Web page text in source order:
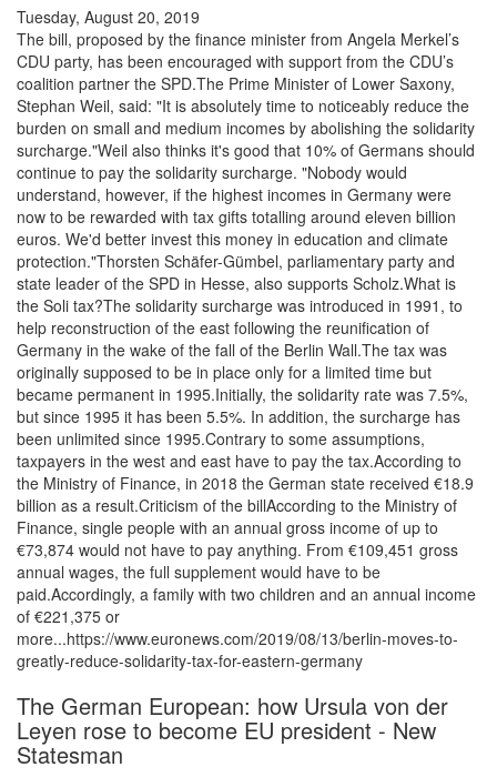
Tuesday, August 20, 2019
The bill, proposed by the finance minister from Angela Merkel’s
CDU party, has been encouraged with support from the CDU’s
coalition partner the SPD.The Prime Minister of Lower Saxony,
Stephan Weil, said: "It is absolutely time to noticeably reduce the
burden on small and medium incomes by abolishing the solidarity
surcharge."Weil also thinks it's good that 10% of Germans should
continue to pay the solidarity surcharge. "Nobody would
understand, however, if the highest incomes in Germany were
now to be rewarded with tax gifts totalling around eleven billion
euros. We'd better invest this money in education and climate
protection."Thorsten Schäfer-Gümbel, parliamentary party and
state leader of the SPD in Hesse, also supports Scholz.What is
the Soli tax?The solidarity surcharge was introduced in 1991, to
help reconstruction of the east following the reunification of
Germany in the wake of the fall of the Berlin Wall.The tax was
originally supposed to be in place only for a limited time but
became permanent in 1995.Initially, the solidarity rate was 7.5%,
but since 1995 it has been 5.5%. In addition, the surcharge has
been unlimited since 1995.Contrary to some assumptions,
taxpayers in the west and east have to pay the tax.According to
the Ministry of Finance, in 2018 the German state received €18.9
billion as a result.Criticism of the billAccording to the Ministry of
Finance, single people with an annual gross income of up to
€73,874 would not have to pay anything. From €109,451 gross
annual wages, the full supplement would have to be
paid.Accordingly, a family with two children and an annual income
of €221,375 or
more...https://www.euronews.com/2019/08/13/berlin-moves-to-
greatly-reduce-solidarity-tax-for-eastern-germany
The German European: how Ursula von der
Leyen rose to become EU president - New
Statesman